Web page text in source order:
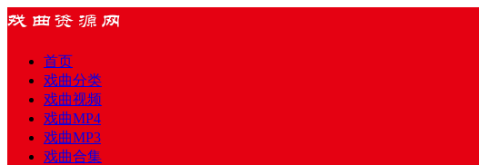
首页
戏曲分类
戏曲视频
戏曲MP4
戏曲MP3
戏曲合集